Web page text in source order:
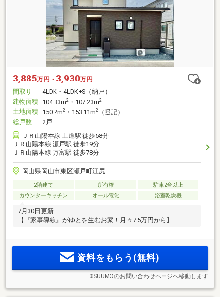
3,885万円・ 3,930万円
間取り
4LDK・4LDK+S（納戸）
建物面積 104.33m2 ・107.23m2
土地面積 150.2m2 ・153.11m2
（登記）
総戸数
2戸
ＪＲ山陽本線 上道駅 徒歩58分
ＪＲ山陽本線 瀬戸駅 徒歩19分
ＪＲ山陽本線 万富駅 徒歩78分
岡山県岡山市東区瀬戸町江尻
2階建て 所有権
駐車2台以上
カウンターキッチン
オール電化 浴室乾燥機
7月30日更新
【『家事導線』がゆとを生むお家！月々7.5万円から】
資料をもらう(無料)
※SUUMOのお問い合わせページへ移動します